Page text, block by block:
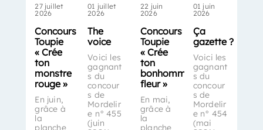
27 juillet
2026
Concours
Toupie
« Crée
ton
monstre
rouge »
En juin,
grâce à
la
planche
01 juillet
2026
The
voice
Voici les
gagnant
s du
concour
s de
Mordelir
e n° 455
(juin
22 juin
2026
Concours
Toupie
« Crée
ton
bonhomme-
fleur »
En mai,
grâce à
la
planche
01 juin
2026
Ça
gazette ?
Voici les
gagnant
s du
concour
s de
Mordelir
e n° 454
(mai